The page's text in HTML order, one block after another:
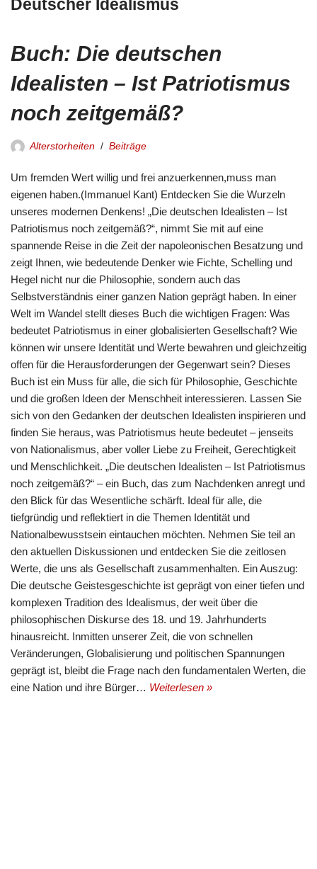
Deutscher Idealismus
Buch: Die deutschen
Idealisten – Ist Patriotismus
noch zeitgemäß?
Alterstorheiten Beiträge
Um fremden Wert willig und frei anzuerkennen,muss man
eigenen haben.(Immanuel Kant) Entdecken Sie die Wurzeln
unseres modernen Denkens! „Die deutschen Idealisten – Ist
Patriotismus noch zeitgemäß?“, nimmt Sie mit auf eine
spannende Reise in die Zeit der napoleonischen Besatzung und
zeigt Ihnen, wie bedeutende Denker wie Fichte, Schelling und
Hegel nicht nur die Philosophie, sondern auch das
Selbstverständnis einer ganzen Nation geprägt haben. In einer
Welt im Wandel stellt dieses Buch die wichtigen Fragen: Was
bedeutet Patriotismus in einer globalisierten Gesellschaft? Wie
können wir unsere Identität und Werte bewahren und gleichzeitig
offen für die Herausforderungen der Gegenwart sein? Dieses
Buch ist ein Muss für alle, die sich für Philosophie, Geschichte
und die großen Ideen der Menschheit interessieren. Lassen Sie
sich von den Gedanken der deutschen Idealisten inspirieren und
finden Sie heraus, was Patriotismus heute bedeutet – jenseits
von Nationalismus, aber voller Liebe zu Freiheit, Gerechtigkeit
und Menschlichkeit. „Die deutschen Idealisten – Ist Patriotismus
noch zeitgemäß?“ – ein Buch, das zum Nachdenken anregt und
den Blick für das Wesentliche schärft. Ideal für alle, die
tiefgründig und reflektiert in die Themen Identität und
Nationalbewusstsein eintauchen möchten. Nehmen Sie teil an
den aktuellen Diskussionen und entdecken Sie die zeitlosen
Werte, die uns als Gesellschaft zusammenhalten. Ein Auszug:
Die deutsche Geistesgeschichte ist geprägt von einer tiefen und
komplexen Tradition des Idealismus, der weit über die
philosophischen Diskurse des 18. und 19. Jahrhunderts
hinausreicht. Inmitten unserer Zeit, die von schnellen
Veränderungen, Globalisierung und politischen Spannungen
geprägt ist, bleibt die Frage nach den fundamentalen Werten, die
eine Nation und ihre Bürger… Weiterlesen »